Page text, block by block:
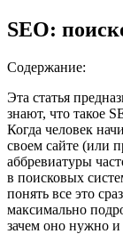
SEO:
Содержание:
Эта статья
знают, что такое
Когда человек
своем сайте (или
аббревиатуры
в поисковых
понять все это
максимально
зачем оно нужно и